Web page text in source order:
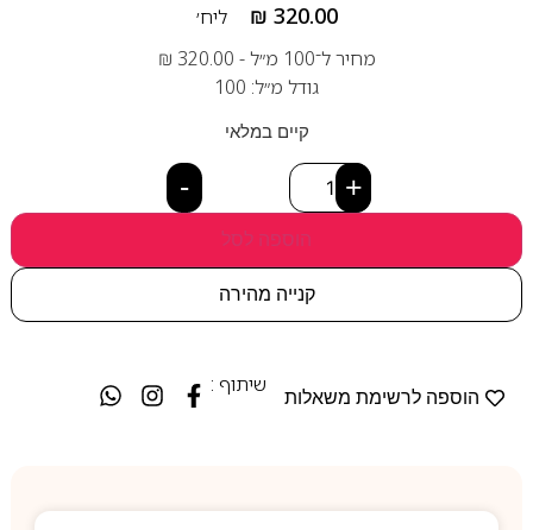
₪ 320.00
ליח׳
מחיר ל־100 מ״ל -
₪ 320.00
גודל מ״ל: 100
קיים במלאי
- +
הוספה לסל
קנייה מהירה
הוספה לרשימת משאלות
שיתוף :